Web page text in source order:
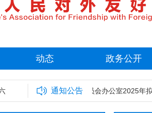
动态 政务公开
通知公告
中共广东省委外事工作委员会办公室2025年拟